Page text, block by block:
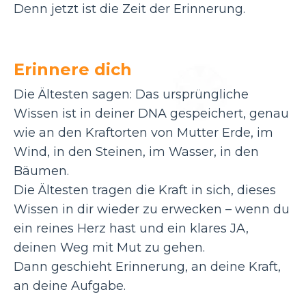
Denn jetzt ist die Zeit der Erinnerung.
Erinnere dich
Die Ältesten sagen: Das ursprüngliche
Wissen ist in deiner DNA gespeichert, genau
wie an den Kraftorten von Mutter Erde, im
Wind, in den Steinen, im Wasser, in den
Bäumen.
Die Ältesten tragen die Kraft in sich, dieses
Wissen in dir wieder zu erwecken – wenn du
ein reines Herz hast und ein klares JA,
deinen Weg mit Mut zu gehen.
Dann geschieht Erinnerung, an deine Kraft,
an deine Aufgabe.